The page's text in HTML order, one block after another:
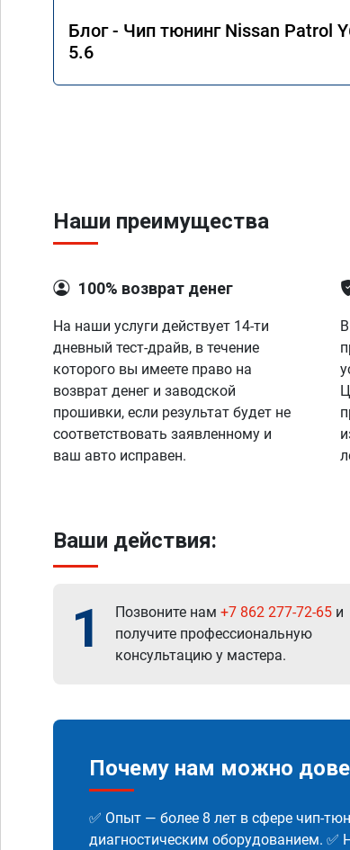
Блог - Чип тюнинг Nissan Patrol
5.6
Наши преимущества
100% возврат денег
На наши услуги действует 14-ти
дневный тест-драйв, в течение
которого вы имеете право на
возврат денег и заводской
прошивки, если результат будет не
соответствовать заявленному и
ваш авто исправен.
Ваши действия:
1 Позвоните нам +7 862 277-72-65 и
получите профессиональную
консультацию у мастера.
Почему нам можно
✅ Опыт — более 8 лет в сфере чип-
диагностическим оборудованием. ✅